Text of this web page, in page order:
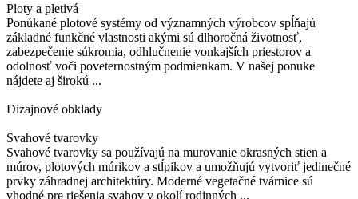
Ploty a pletivá
Ponúkané plotové systémy od významných výrobcov spĺňajú
základné funkčné vlastnosti akými sú dlhoročná životnosť,
zabezpečenie súkromia, odhlučnenie vonkajších priestorov a
odolnosť voči poveternostným podmienkam. V našej ponuke
nájdete aj širokú ...
Dizajnové obklady
Svahové tvarovky
Svahové tvarovky sa používajú na murovanie okrasných stien a
múrov, plotových múrikov a stĺpikov a umožňujú vytvoriť jedinečné
prvky záhradnej architektúry. Moderné vegetačné tvárnice sú
vhodné pre riešenia svahov v okolí rodinných ...